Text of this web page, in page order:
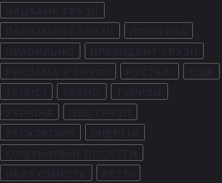
НАЦБАНК ГРУЗІЇ
ПАРЛАМЕНТ ГРУЗІЇ
ПОЛІТИКА
ПРАВИЛЬНО
ПРЕЗИДЕНТ ГРУЗІЇ
РЕКЛАМА У ГРУЗІЇ
РУСТАВІ
США
ТБІЛІСІ
ТЕХНО
ТУРИЗМ
УКРАЇНА
ЦВК ГРУЗІЇ
ЕКСКЛЮЗИВ
ЕНЕРГІЯ
КОМУНАЛЬНІ ПОСЛУГИ
НЕРУХОМІСТЬ
РЕГБІ